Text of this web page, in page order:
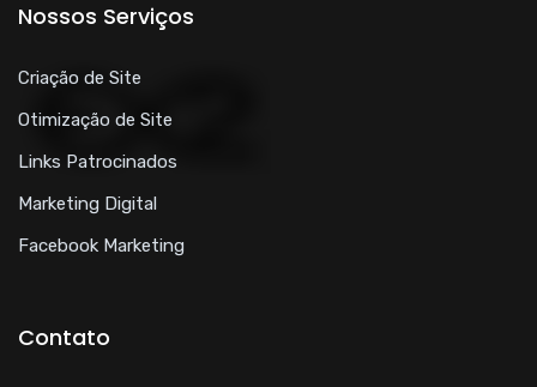
Nossos Serviços
Criação de Site
Otimização de Site
Links Patrocinados
Marketing Digital
Facebook Marketing
Contato